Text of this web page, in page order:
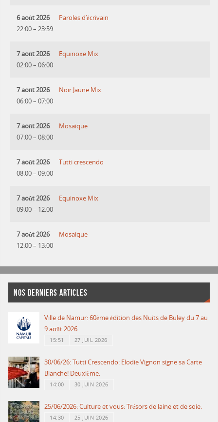
6 août 2026
22:00– 23:59
Paroles d’écrivain
7 août 2026
02:00– 06:00
Equinoxe Mix
7 août 2026
06:00– 07:00
Noir Jaune Mix
7 août 2026
07:00– 08:00
Mosaique
7 août 2026
08:00– 09:00
Tutti crescendo
7 août 2026
09:00– 12:00
Equinoxe Mix
7 août 2026
12:00– 13:00
Mosaique
NOS DERNIERS ARTICLES
Ville de Namur: 60ème édition des Nuits de Buley du 7 au
9 août 2026.
15:51 27 JUIL 2026
30/06/26: Tutti Crescendo: Elodie Vignon signe sa Carte
Blanche! Deuxième.
14:00 30 JUIN 2026
25/06/2026: Culture et vous: Trésors de laine et de soie.
14:30 25 JUIN 2026